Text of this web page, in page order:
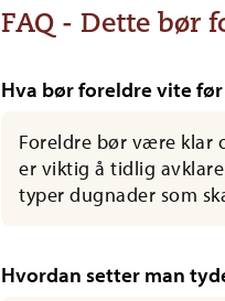
FAQ - Dette bør
Hva bør foreldre vite
Foreldre bør være klar
er viktig å tidlig
typer dugnader som
Hvordan setter man